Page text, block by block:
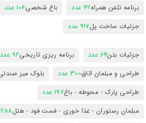
برنامه تلفن همراه42 عدد باغ شخصی106 عدد
جزئیات ساخت پل917 عدد
جزئیات بتن64 عدد برنامه ریزی تاریخی92 عدد
طراحی و مبلمان اتاق300 عدد بلوک میز
طراحی پارک - محوطه - باغ197 عدد
مبلمان رستوران - غذا خوری - فست فود - هتل288 عدد